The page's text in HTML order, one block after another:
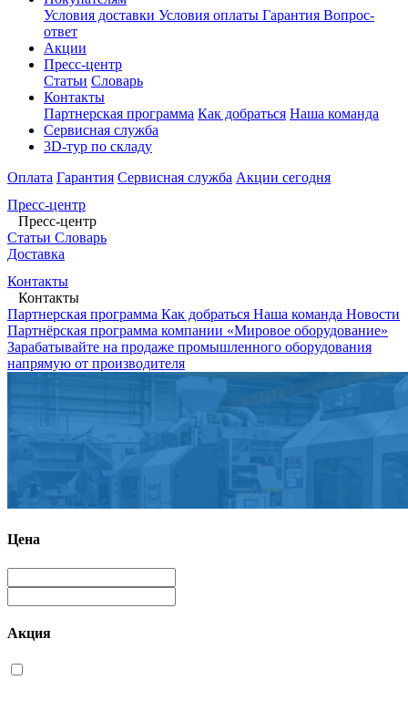
Условия доставки Условия оплаты Гарантия Вопрос-
ответ
Акции
Пресс-центр
Статьи Словарь
Контакты
Партнерская программа Как добраться Наша команда
Сервисная служба
3D-тур по складу
Оплата Гарантия Сервисная служба Акции сегодня
Пресс-центр
Пресс-центр
Статьи Словарь
Доставка
Контакты
Контакты
Партнерская программа Как добраться Наша команда Новости
Партнёрская программа компании «Мировое оборудование»
Зарабатывайте на продаже промышленного оборудования
напрямую от производителя
Цена
Акция